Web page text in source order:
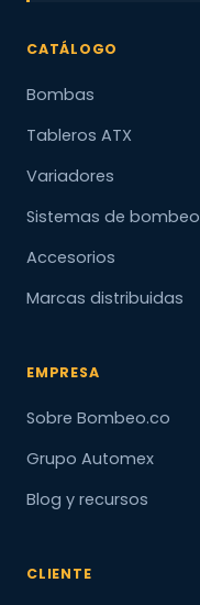
CATÁLOGO
Bombas
Tableros ATX
Variadores
Sistemas de bombeo
Accesorios
Marcas distribuidas
EMPRESA
Sobre Bombeo.co
Grupo Automex
Blog y recursos
CLIENTE